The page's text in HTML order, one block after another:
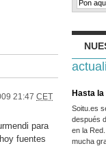
21:47 CET
para
fuentes
Hasta
Soitu.es
después
en la
mucha